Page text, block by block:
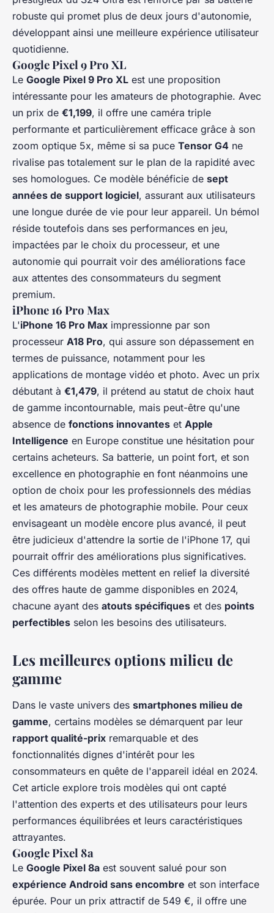
robuste qui promet plus de deux jours d'autonomie,
développant ainsi une meilleure expérience utilisateur
quotidienne.
Google Pixel 9 Pro XL
Le Google Pixel 9 Pro XL est une proposition
intéressante pour les amateurs de photographie. Avec
un prix de €1,199, il offre une caméra triple
performante et particulièrement efficace grâce à son
zoom optique 5x, même si sa puce Tensor G4 ne
rivalise pas totalement sur le plan de la rapidité avec
ses homologues. Ce modèle bénéficie de sept
années de support logiciel, assurant aux utilisateurs
une longue durée de vie pour leur appareil. Un bémol
réside toutefois dans ses performances en jeu,
impactées par le choix du processeur, et une
autonomie qui pourrait voir des améliorations face
aux attentes des consommateurs du segment
premium.
iPhone 16 Pro Max
L'iPhone 16 Pro Max impressionne par son
processeur A18 Pro, qui assure son dépassement en
termes de puissance, notamment pour les
applications de montage vidéo et photo. Avec un prix
débutant à €1,479, il prétend au statut de choix haut
de gamme incontournable, mais peut-être qu'une
absence de fonctions innovantes et Apple
Intelligence en Europe constitue une hésitation pour
certains acheteurs. Sa batterie, un point fort, et son
excellence en photographie en font néanmoins une
option de choix pour les professionnels des médias
et les amateurs de photographie mobile. Pour ceux
envisageant un modèle encore plus avancé, il peut
être judicieux d'attendre la sortie de l'iPhone 17, qui
pourrait offrir des améliorations plus significatives.
Ces différents modèles mettent en relief la diversité
des offres haute de gamme disponibles en 2024,
chacune ayant des atouts spécifiques et des points
perfectibles selon les besoins des utilisateurs.
Les meilleures options milieu de
gamme
Dans le vaste univers des smartphones milieu de
gamme, certains modèles se démarquent par leur
rapport qualité-prix remarquable et des
fonctionnalités dignes d'intérêt pour les
consommateurs en quête de l'appareil idéal en 2024.
Cet article explore trois modèles qui ont capté
l'attention des experts et des utilisateurs pour leurs
performances équilibrées et leurs caractéristiques
attrayantes.
Google Pixel 8a
Le Google Pixel 8a est souvent salué pour son
expérience Android sans encombre et son interface
épurée. Pour un prix attractif de 549 €, il offre une